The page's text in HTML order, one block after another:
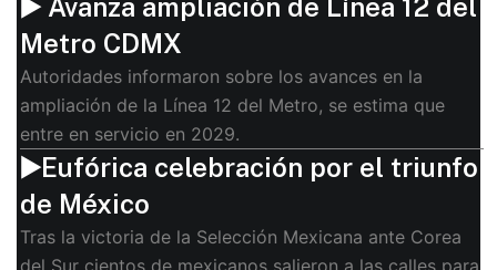
▶️ Avanza ampliación de Línea 12 del
Metro CDMX
Autoridades informaron sobre los avances en la
ampliación de la Línea 12 del Metro, se estima que
entre en servicio en 2029.
▶️Eufórica celebración por el triunfo
de México
Tras la victoria de la Selección Mexicana ante Corea
del Sur cientos de mexicanos salieron a las calles para